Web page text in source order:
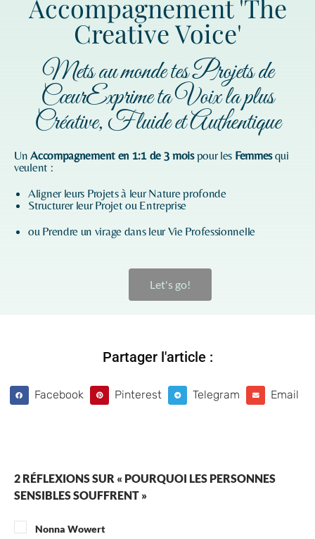
Accompagnement 'The
Creative Voice'
Mets au monde tes Projets de
CœurExprime ta Voix la plus
Créative, Fluide et Authentique
UnAccompagnement en 1:1 de 3 moispour les Femmesqui
veulent :
Aligner leurs Projets à leur Nature profonde
Structurer leur Projet ou Entreprise
ou Prendre un virage dans leur Vie Professionnelle
Let's go!
Partager l'article :
Facebook Pinterest Telegram Email
2 RÉFLEXIONS SUR « POURQUOI LES PERSONNES
SENSIBLES SOUFFRENT »
Nonna Wowert